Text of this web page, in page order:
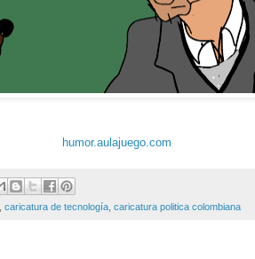
humor.aulajuego.com
caricatura de tecnología caricatura politica colombiana